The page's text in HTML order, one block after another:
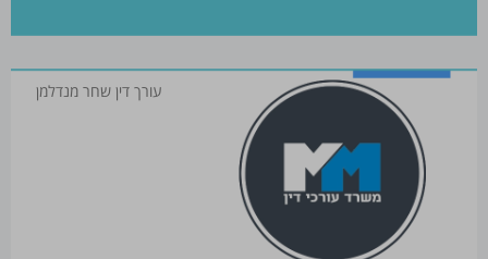
עורך דין שחר מנדלמן